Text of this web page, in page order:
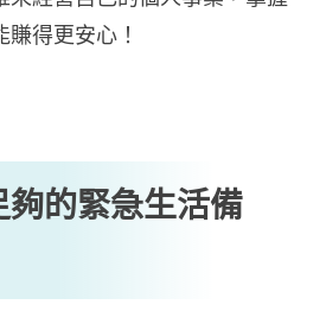
得更安心！
夠的緊急生活備